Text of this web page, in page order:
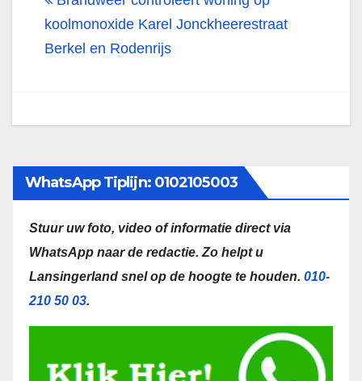
koolmonoxide Karel Jonckheerestraat
Berkel en Rodenrijs
WhatsApp Tiplijn: 0102105003
Stuur uw foto, video of informatie direct via
WhatsApp naar de redactie. Zo helpt u
Lansingerland snel op de hoogte te houden. 010-
210 50 03.